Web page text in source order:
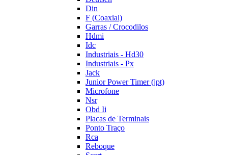
Din
F (Coaxial)
Garras / Crocodilos
Hdmi
Idc
Industriais - Hd30
Industriais - Px
Jack
Junior Power Timer (jpt)
Microfone
Nsr
Obd Ii
Placas de Terminais
Ponto Traço
Rca
Reboque